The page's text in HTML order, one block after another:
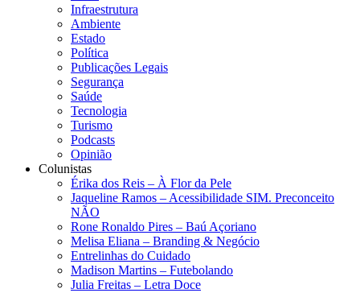
Infraestrutura
Ambiente
Estado
Política
Publicações Legais
Segurança
Saúde
Tecnologia
Turismo
Podcasts
Opinião
Colunistas
Érika dos Reis​ – À Flor da Pele
Jaqueline Ramos – Acessibilidade SIM. Preconceito
NÃO
Rone Ronaldo Pires – Baú Açoriano
Melisa Eliana – Branding & Negócio
Entrelinhas do Cuidado
Madison Martins – Futebolando
Julia Freitas​ – Letra Doce